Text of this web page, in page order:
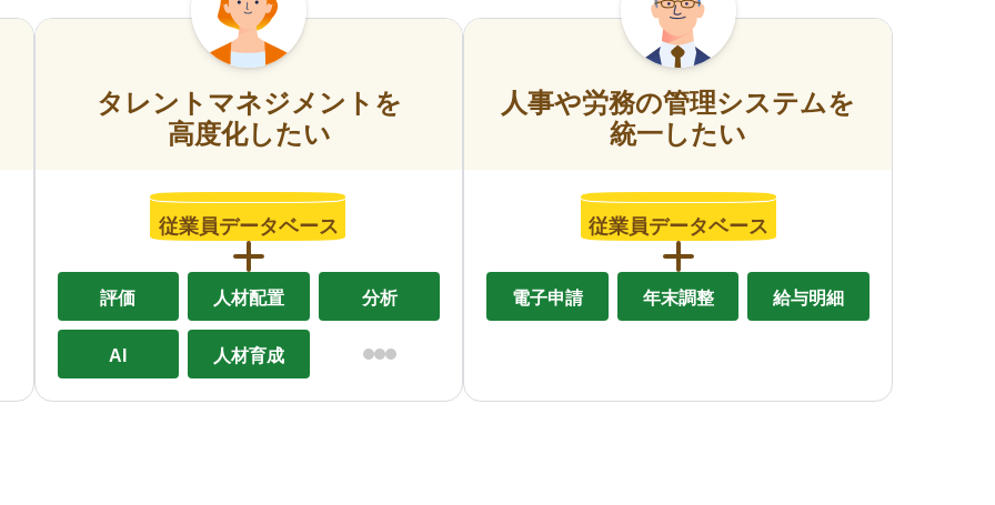
タレントマネジメントを
高度化したい
従業員データベース
評価 人材配置 分析
AI 人材育成
人事や労務の管理システムを
統一したい
従業員データベース
電子申請 年末調整 給与明細